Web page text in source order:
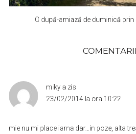
O după-amiază de duminică
COMENTARII
miky a zis
23/02/2014 la ora 10:22
mie nu mi place iarna dar…in poze, alta